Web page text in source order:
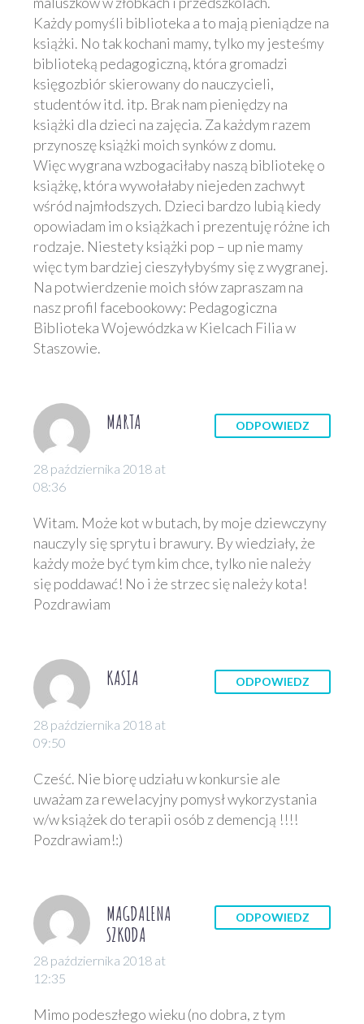
Każdy pomyśli biblioteka a to mają pieniądze na
książki. No tak kochani mamy, tylko my jesteśmy
biblioteką pedagogiczną, która gromadzi
księgozbiór skierowany do nauczycieli,
studentów itd. itp. Brak nam pieniędzy na
książki dla dzieci na zajęcia. Za każdym razem
przynoszę książki moich synków z domu.
Więc wygrana wzbogaciłaby naszą bibliotekę o
książkę, która wywołałaby niejeden zachwyt
wśród najmłodszych. Dzieci bardzo lubią kiedy
opowiadam im o książkach i prezentuję różne ich
rodzaje. Niestety książki pop – up nie mamy
więc tym bardziej cieszyłybyśmy się z wygranej.
Na potwierdzenie moich słów zapraszam na
nasz profil facebookowy: Pedagogiczna
Biblioteka Wojewódzka w Kielcach Filia w
Staszowie.
MARTA
28 października 2018 at
08:36
ODPOWIEDZ
Witam. Może kot w butach, by moje dziewczyny
nauczyly się sprytu i brawury. By wiedziały, że
każdy może być tym kim chce, tylko nie należy
się poddawać! No i że strzec się należy kota!
Pozdrawiam
KASIA
28 października 2018 at
09:50
ODPOWIEDZ
Cześć. Nie biorę udziału w konkursie ale
uważam za rewelacyjny pomysł wykorzystania
w/w książek do terapii osób z demencją !!!!
Pozdrawiam!:)
MAGDALENA
SZKODA
28 października 2018 at
12:35
ODPOWIEDZ
Mimo podeszłego wieku (no dobra, z tym